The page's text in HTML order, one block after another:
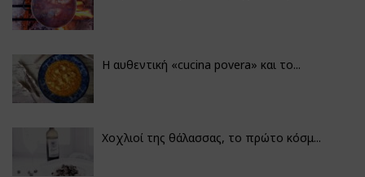
Η αυθεντική «cucina povera» και το...
Χοχλιοί της θάλασσας, το πρώτο κόσμ...